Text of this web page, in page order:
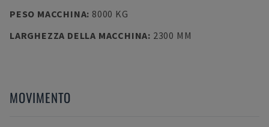
PESO MACCHINA: 8000 KG
LARGHEZZA DELLA MACCHINA: 2300 MM
MOVIMENTO